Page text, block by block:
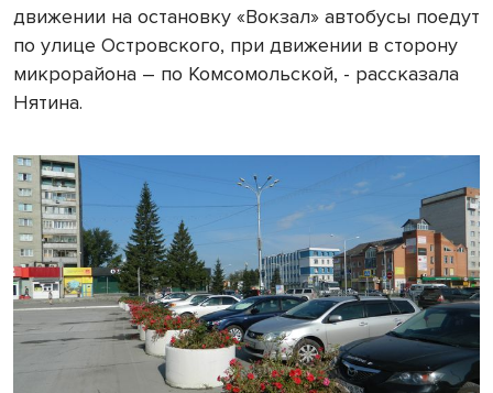
движении на остановку «Вокзал» автобусы поедут
по улице Островского, при движении в сторону
микрорайона – по Комсомольской, - рассказала
Нятина.